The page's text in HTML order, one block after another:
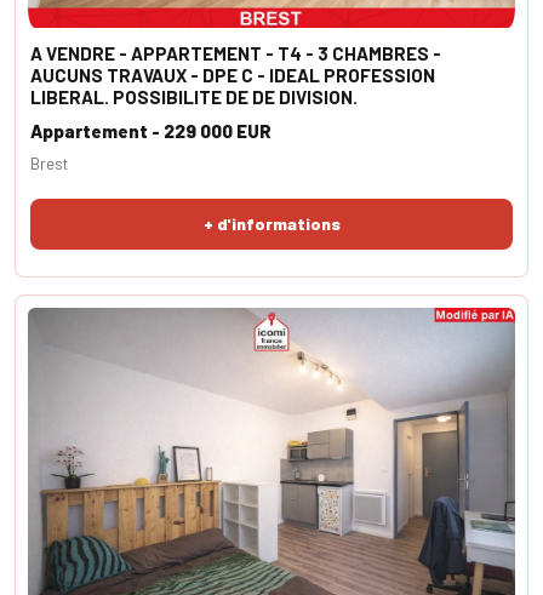
A VENDRE - APPARTEMENT - T4 - 3 CHAMBRES -
AUCUNS TRAVAUX - DPE C - IDEAL PROFESSION
LIBERAL. POSSIBILITE DE DE DIVISION.
Appartement - 229 000 EUR
+ d'informations
Brest